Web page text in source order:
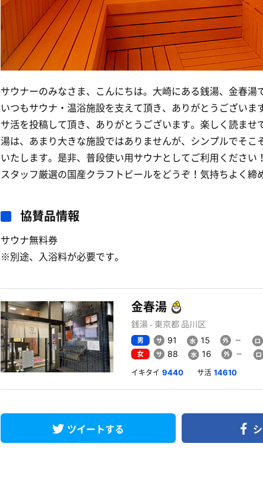
サウナーのみなさま、こんにちは。大崎にある銭湯、金春湯
いつもサウナ・温浴施設を支えて頂き、ありがとうございま
サ活を投稿して頂き、ありがとうございます。楽しく読ませ
湯は、あまり大きな施設ではありませんが、シンプルでそこ
いたします。是非、普段使い用サウナとしてご利用ください
スタッフ厳選の国産クラフトビールをどうぞ！気持ちよく締
協賛品情報
サウナ無料券
※別途、入浴料が必要です。
金春湯
銭湯 - 東京都 品川区
男 91
15
女
88 16
イキタイ 9440 サ活 14610
ツイートする